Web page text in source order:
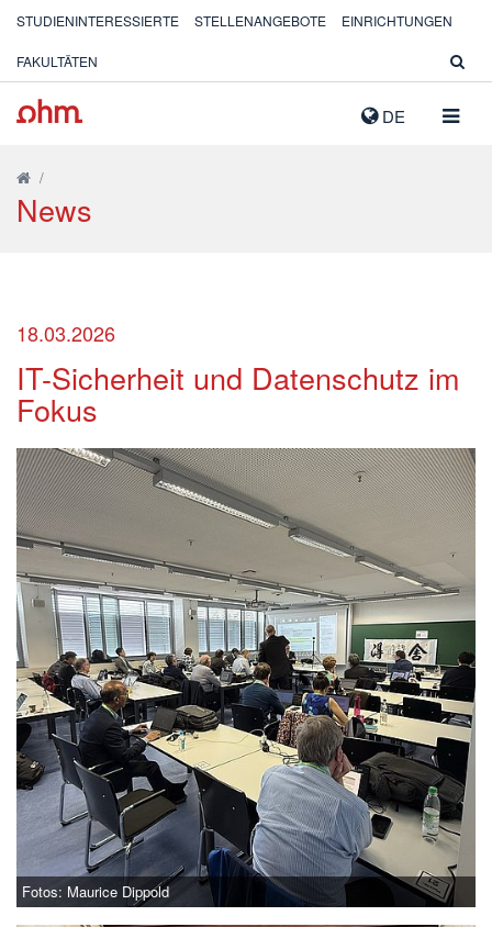
DE
STUDIENINTERESSIERTE STELLENANGEBOTE EINRICHTUNGEN
FAKULTÄTEN
/
News
18.03.2026
IT-Sicherheit und Datenschutz im
Fokus
Fotos: Maurice Dippold